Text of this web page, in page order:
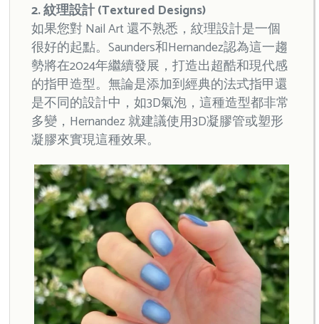
2. 紋理設計 (Textured Designs)
如果您對 Nail Art 還不熟悉，紋理設計是一個
很好的起點。Saunders和Hernandez認為這一趨
勢將在2024年繼續發展，打造出超酷和現代感
的指甲造型。無論是添加到經典的法式指甲還
是不同的設計中，如3D氣泡，這種造型都非常
多變，Hernandez 就建議使用3D凝膠管或塑形
凝膠來實現這種效果。